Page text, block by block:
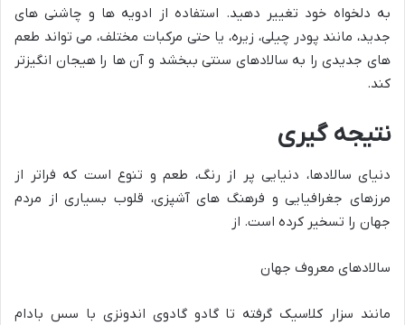
به دلخواه خود تغییر دهید. استفاده از ادویه ها و چاشنی های
جدید، مانند پودر چیلی، زیره، یا حتی مرکبات مختلف، می تواند طعم
های جدیدی را به سالادهای سنتی ببخشد و آن ها را هیجان انگیزتر
کند.
نتیجه گیری
دنیای سالادها، دنیایی پر از رنگ، طعم و تنوع است که فراتر از
مرزهای جغرافیایی و فرهنگ های آشپزی، قلوب بسیاری از مردم
جهان را تسخیر کرده است. از
سالادهای معروف جهان
مانند سزار کلاسیک گرفته تا گادو گادوی اندونزی با سس بادام